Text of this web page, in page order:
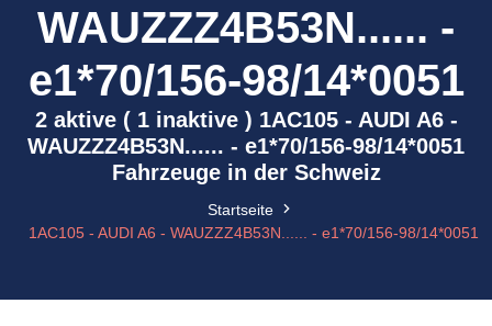
WAUZZZ4B53N...... -
e1*70/156-98/14*0051
2 aktive ( 1 inaktive ) 1AC105 - AUDI A6 -
WAUZZZ4B53N...... - e1*70/156-98/14*0051
Fahrzeuge in der Schweiz
Startseite
1AC105 - AUDI A6 - WAUZZZ4B53N...... - e1*70/156-98/14*0051